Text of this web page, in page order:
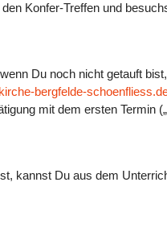
Konfer-Treffen und
Du noch nicht getauft
bergfelde-
mit dem ersten Termin
kannst Du aus dem